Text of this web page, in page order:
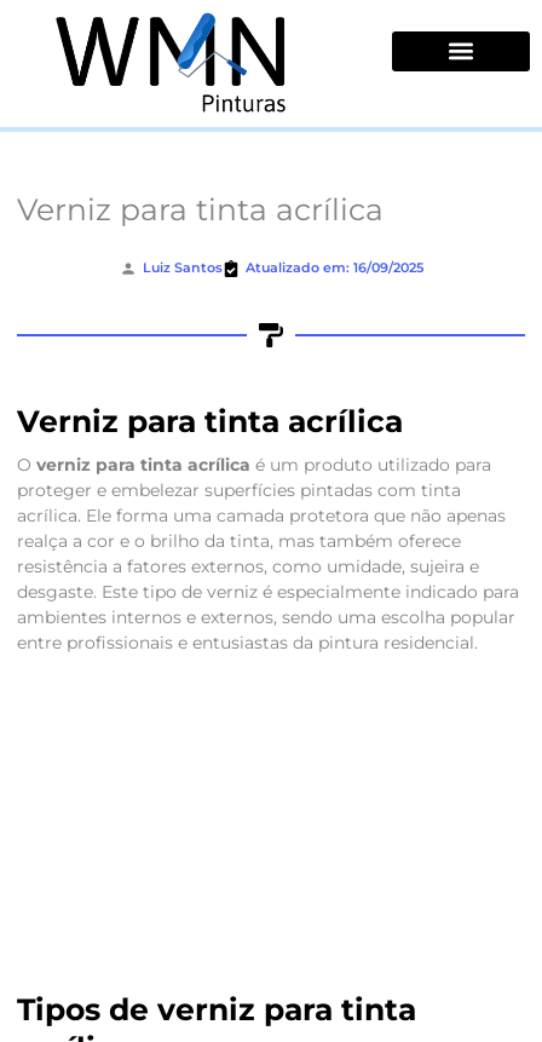
conteúdo
Verniz para tinta acrílica
Luiz Santos Atualizado em: 16/09/2025
Verniz para tinta acrílica
O verniz para tinta acrílica é um produto utilizado para
proteger e embelezar superfícies pintadas com tinta
acrílica. Ele forma uma camada protetora que não apenas
realça a cor e o brilho da tinta, mas também oferece
resistência a fatores externos, como umidade, sujeira e
desgaste. Este tipo de verniz é especialmente indicado para
ambientes internos e externos, sendo uma escolha popular
entre profissionais e entusiastas da pintura residencial.
Tipos de verniz para tinta